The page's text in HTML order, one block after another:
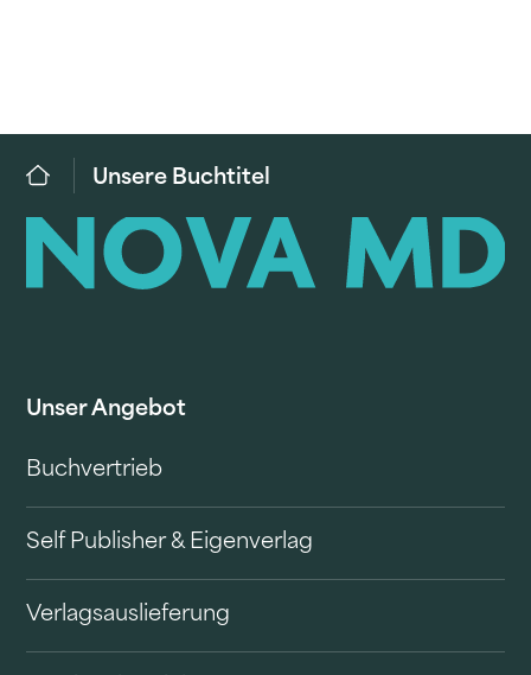
Unsere Buchtitel
Unser Angebot
Buchvertrieb
Self Publisher & Eigenverlag
Verlagsauslieferung